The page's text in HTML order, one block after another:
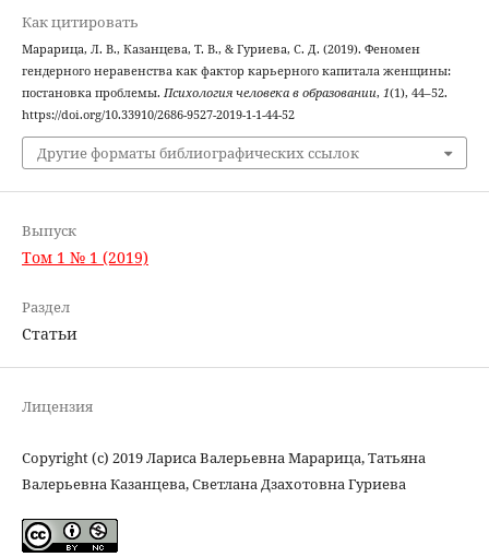
Как цитировать
Марарица, Л. В., Казанцева, Т. В., & Гуриева, С. Д. (2019). Феномен
гендерного неравенства как фактор карьерного капитала женщины:
постановка проблемы. Психология человека в образовании, 1(1), 44–52.
https://doi.org/10.33910/2686-9527-2019-1-1-44-52
Другие форматы библиографических ссылок
Выпуск
Том 1 № 1 (2019)
Раздел
Статьи
Лицензия
Copyright (c) 2019 Лариса Валерьевна Марарица, Татьяна
Валерьевна Казанцева, Светлана Дзахотовна Гуриева